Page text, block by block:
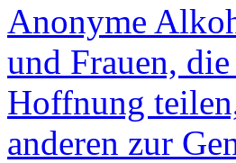
Anonyme
und Frauen,
Hoffnung
anderen zur